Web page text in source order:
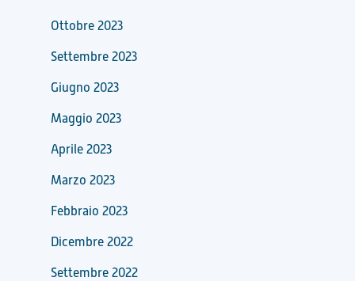
Ottobre 2023
Settembre 2023
Giugno 2023
Maggio 2023
Aprile 2023
Marzo 2023
Febbraio 2023
Dicembre 2022
Settembre 2022